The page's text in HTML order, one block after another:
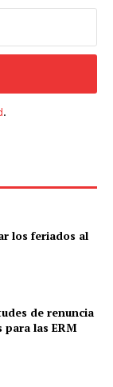
.
los feriados al
de renuncia
las ERM